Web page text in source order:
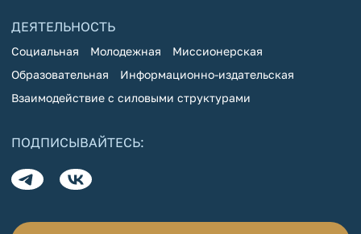
ДЕЯТЕЛЬНОСТЬ
Социальная Молодежная
Миссионерская
Образовательная
Информационно-издательская
Взаимодействие с силовыми структурами
ПОДПИСЫВАЙТЕСЬ: